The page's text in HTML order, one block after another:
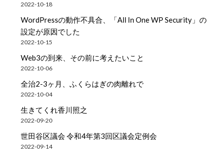
2022-10-18
WordPressの動作不具合、「All In One WP Security」の
設定が原因でした
2022-10-15
Web3の到来、その前に考えたいこと
2022-10-06
全治2-3ヶ月、ふくらはぎの肉離れで
2022-10-04
生きてくれ香川照之
2022-09-20
世田谷区議会 令和4年第3回区議会定例会
2022-09-14